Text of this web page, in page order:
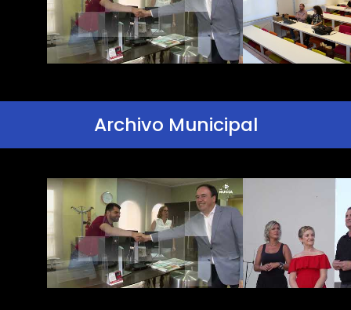
Archivo Municipal